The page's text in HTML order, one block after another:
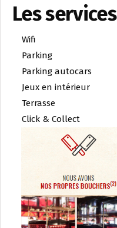
Les services
Wifi
Parking
Parking autocars
Jeux en intérieur
Terrasse
Click & Collect